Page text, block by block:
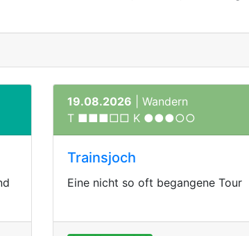
19.08.2026 | Wandern
T ■■■□□ K ●●●○○
Trainsjoch
Eine nicht so oft begangene Tour